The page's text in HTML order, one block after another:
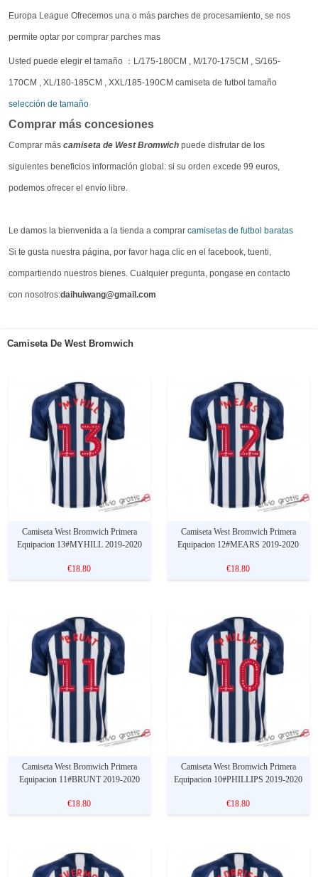
Europa League Ofrecemos una o más parches de procesamiento, se nos
permite optar por comprar parches mas
Usted puede elegir el tamaño ：L/175-180CM , M/170-175CM , S/165-
170CM , XL/180-185CM , XXL/185-190CM camiseta de futbol tamaño
selección de tamaño
Comprar más concesiones
Comprar más camiseta de West Bromwich puede disfrutar de los
siguientes beneficios información global: si su orden excede 99 euros,
podemos ofrecer el envío libre.
Le damos la bienvenida a la tienda a comprar camisetas de futbol baratas
Si te gusta nuestra página, por favor haga clic en el facebook, tuenti,
compartiendo nuestros bienes. Cualquier pregunta, pongase en contacto
con nosotros:daihuiwang@gmail.com
Camiseta De West Bromwich
Camiseta West Bromwich Primera
Equipacion 13#MYHILL 2019-2020
€18.80
Camiseta West Bromwich Primera
Equipacion 12#MEARS 2019-2020
€18.80
Camiseta West Bromwich Primera
Equipacion 11#BRUNT 2019-2020
€18.80
Camiseta West Bromwich Primera
Equipacion 10#PHILLIPS 2019-2020
€18.80